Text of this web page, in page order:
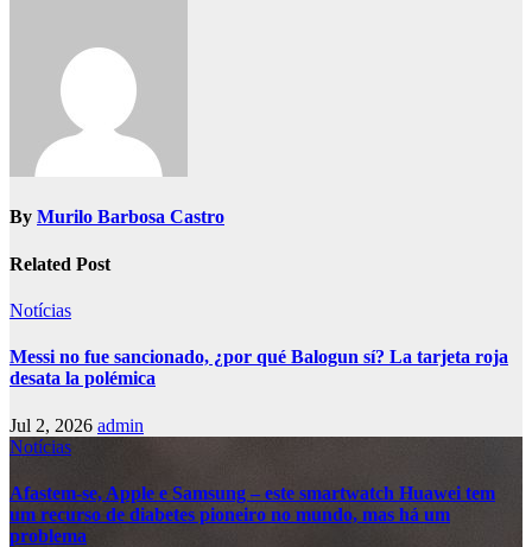
By Murilo Barbosa Castro
Related Post
Notícias
Messi no fue sancionado, ¿por qué Balogun sí? La tarjeta roja
desata la polémica
Jul 2, 2026 admin
Notícias
Afastem-se, Apple e Samsung – este smartwatch Huawei tem
um recurso de diabetes pioneiro no mundo, mas há um
problema